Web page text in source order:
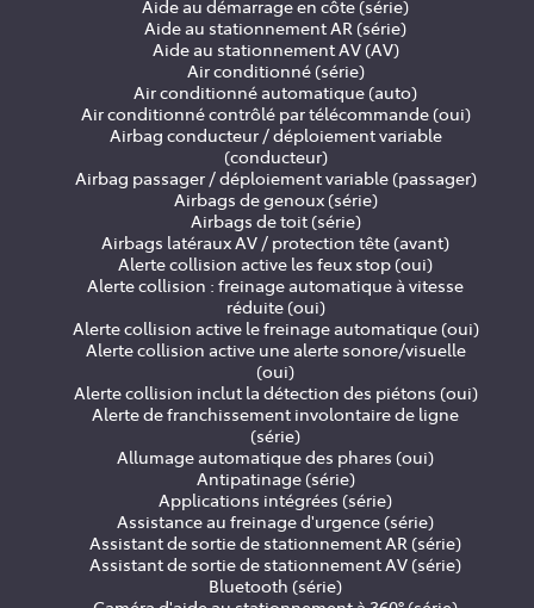
Aide au démarrage en côte (série)
Aide au stationnement AR (série)
Aide au stationnement AV (AV)
Air conditionné (série)
Air conditionné automatique (auto)
Air conditionné contrôlé par télécommande (oui)
Airbag conducteur / déploiement variable
(conducteur)
Airbag passager / déploiement variable (passager)
Airbags de genoux (série)
Airbags de toit (série)
Airbags latéraux AV / protection tête (avant)
Alerte collision active les feux stop (oui)
Alerte collision : freinage automatique à vitesse
réduite (oui)
Alerte collision active le freinage automatique (oui)
Alerte collision active une alerte sonore/visuelle
(oui)
Alerte collision inclut la détection des piétons (oui)
Alerte de franchissement involontaire de ligne
(série)
Allumage automatique des phares (oui)
Antipatinage (série)
Applications intégrées (série)
Assistance au freinage d'urgence (série)
Assistant de sortie de stationnement AR (série)
Assistant de sortie de stationnement AV (série)
Bluetooth (série)